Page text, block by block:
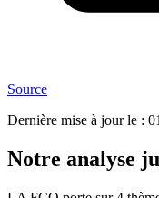
Source
Dernière mise à jour le :
Notre analyse